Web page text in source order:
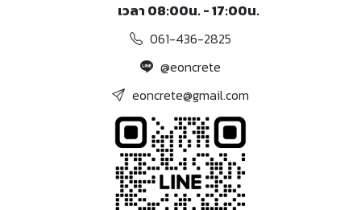
เวลา 08:00น. - 17:00น.
061-436-2825
@eoncrete
eoncrete@gmail.com